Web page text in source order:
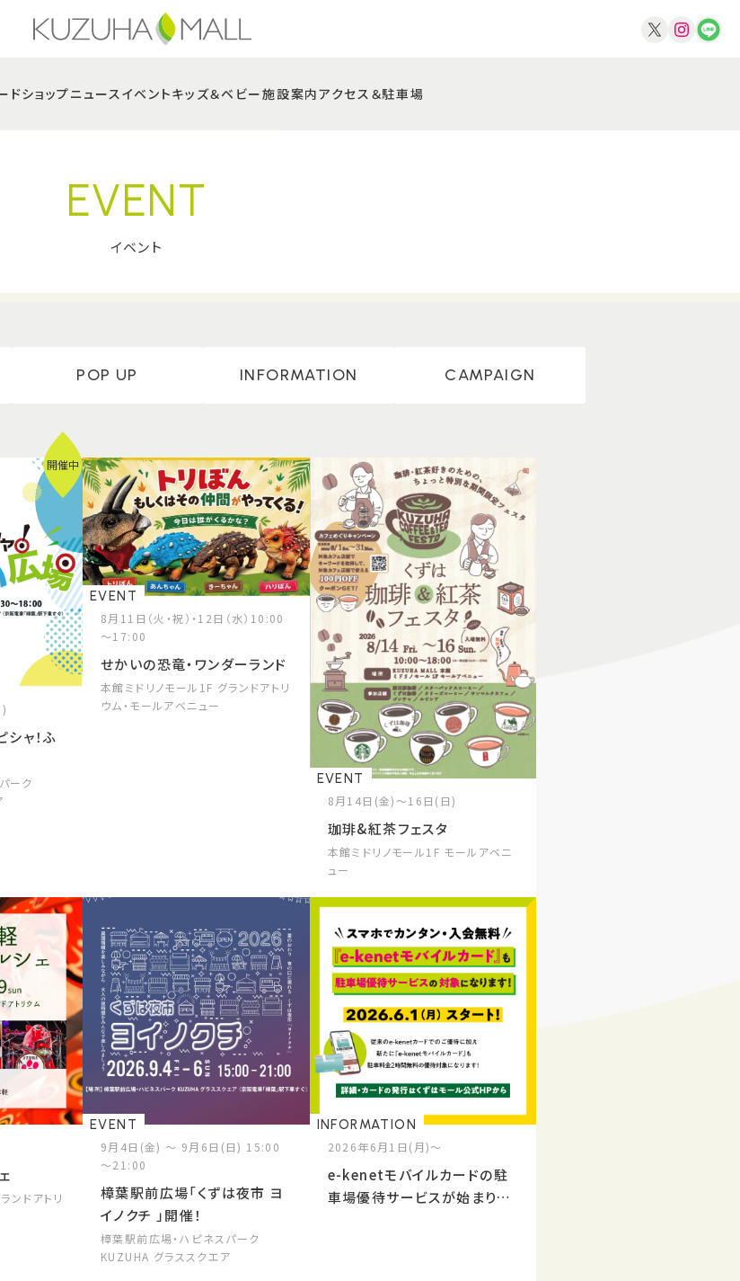
ドショップニュース イベントキッズ＆ベビー施設案内アクセス＆駐車場
EVENT
イベント
POP UP INFORMATION CAMPAIGN
開催中
ャ！ふ
ーク
EVENT
8月11日（火・祝）・12日（水）10:00
～17:00
せかいの恐竜・ワンダーランド
本館ミドリノモール1F グランドアトリ
ウム・モールアベニュー
EVENT
8月14日(金)～16日(日)
珈琲&紅茶フェスタ
本館ミドリノモール1F モールアベニ
ュー
ンドアトリ
EVENT
9月4日(金) ～ 9月6日(日) 15:00
～21:00
樟葉駅前広場「くずは夜市 ヨ
イノクチ 」開催！
樟葉駅前広場・ハピネスパーク
KUZUHA グラススクエア
INFORMATION
2026年6月1日(月)～
e-kenetモバイルカードの駐
車場優待サービスが始まりま